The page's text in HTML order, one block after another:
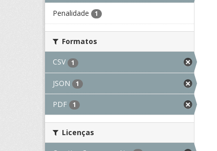
Penalidade 1
Formatos
CSV 1
JSON 1
PDF 1
Licenças